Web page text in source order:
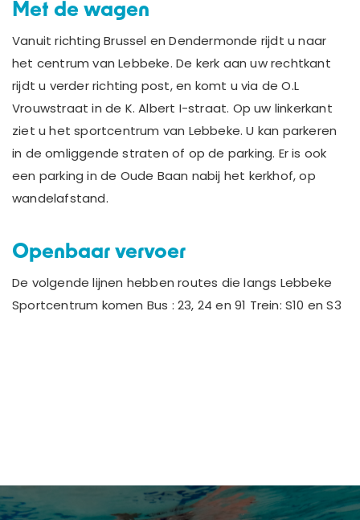
Met de wagen
Vanuit richting Brussel en Dendermonde rijdt u naar
het centrum van Lebbeke. De kerk aan uw rechtkant
rijdt u verder richting post, en komt u via de O.L
Vrouwstraat in de K. Albert I-straat. Op uw linkerkant
ziet u het sportcentrum van Lebbeke. U kan parkeren
in de omliggende straten of op de parking. Er is ook
een parking in de Oude Baan nabij het kerkhof, op
wandelafstand.
Openbaar vervoer
De volgende lijnen hebben routes die langs Lebbeke
Sportcentrum komen Bus : 23, 24 en 91 Trein: S10 en S3